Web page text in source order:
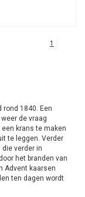
1
rond 1840. Een
de vraag
krans te maken
te leggen. Verder
verder in
het branden van
Advent kaarsen
ten dagen wordt